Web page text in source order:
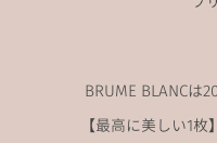
BRUME BLANCは
【最高に美しい1